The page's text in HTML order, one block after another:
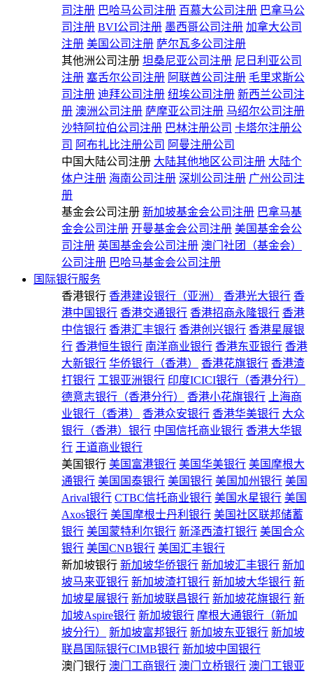
司注册 巴哈马公司注册 百慕大公司注册 巴拿马公
司注册 BVI公司注册 墨西哥公司注册 加拿大公司
注册 美国公司注册 萨尔瓦多公司注册
其他洲公司注册 坦桑尼亚公司注册 尼日利亚公司
注册 塞舌尔公司注册 阿联酋公司注册 毛里求斯公
司注册 迪拜公司注册 纽埃公司注册 新西兰公司注
册 澳洲公司注册 萨摩亚公司注册 马绍尔公司注册
沙特阿拉伯公司注册 巴林注册公司 卡塔尔注册公
司 阿布扎比注册公司 阿曼注册公司
中国大陆公司注册 大陆其他地区公司注册 大陆个
体户注册 海南公司注册 深圳公司注册 广州公司注
册
基金会公司注册 新加坡基金会公司注册 巴拿马基
金会公司注册 开曼基金会公司注册 美国基金会公
司注册 英国基金会公司注册 澳门社团（基金会）
公司注册 巴哈马基金会公司注册
国际银行服务
香港银行 香港建设银行（亚洲） 香港光大银行 香
港中国银行 香港交通银行 香港招商永隆银行 香港
中信银行 香港汇丰银行 香港创兴银行 香港星展银
行 香港恒生银行 南洋商业银行 香港东亚银行 香港
大新银行 华侨银行（香港） 香港花旗银行 香港渣
打银行 工银亚洲银行 印度ICICI银行（香港分行）
德意志银行（香港分行）
香港小花旗银行
上海商
业银行（香港）
香港众安银行 香港华美银行 大众
银行（香港）银行 中国信托商业银行 香港大华银
行 王道商业银行
美国银行 美国富港银行 美国华美银行 美国摩根大
通银行 美国国泰银行 美国银行 美国加州银行 美国
Arival银行 CTBC信托商业银行 美国水星银行 美国
Axos银行 美国摩根士丹利银行 美国社区联邦储蓄
银行 美国蒙特利尔银行 新泽西渣打银行 美国合众
银行 美国CNB银行 美国汇丰银行
新加坡银行 新加坡华侨银行 新加坡汇丰银行 新加
坡马来亚银行 新加坡渣打银行 新加坡大华银行 新
加坡星展银行 新加坡联昌银行 新加坡花旗银行 新
加坡Aspire银行 新加坡银行 摩根大通银行（新加
坡分行）
新加坡富邦银行 新加坡东亚银行 新加坡
联昌国际银行CIMB银行 新加坡中国银行
澳门银行 澳门工商银行 澳门立桥银行 澳门工银亚